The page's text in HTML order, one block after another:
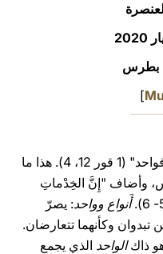
بطرس
]
"إِنَّ المَواهِبَ على أَنواع وأَمَّا الرُّوحُ فواحد" (1 قور 12، 4). هذا ما
وأضاف "إِنَّ الخِدْماتِ
أَنواع وواحد: يصرّ
وكأنهما تتعارضان.
ذاكالواحد الذي يجمع